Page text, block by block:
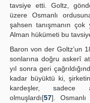
tavsiye etti. Goltz,
üzere Osmanlı
şahsen tanışmanın çok
Alman hükümeti bu
Baron von der Goltz’un
sonlarına doğru askerî
yıl sonra geri
kadar büyüktü ki,
kardeşler, sadece
olmuşlardı[57]. Osmanlı